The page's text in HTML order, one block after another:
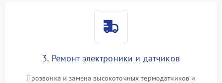
3. Ремонт электроники и датчиков
Прозвонка и замена высокоточных термодатчиков и